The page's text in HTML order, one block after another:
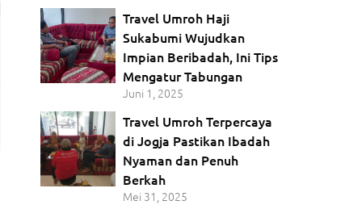
Travel Umroh Haji
Sukabumi Wujudkan
Impian Beribadah, Ini Tips
Mengatur Tabungan
Juni 1, 2025
Travel Umroh Terpercaya
di Jogja Pastikan Ibadah
Nyaman dan Penuh
Berkah
Mei 31, 2025